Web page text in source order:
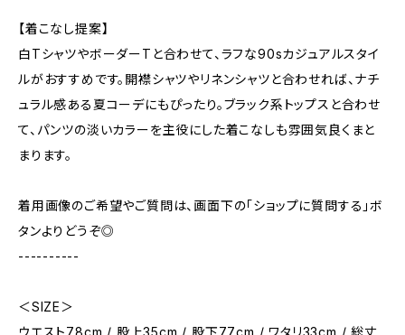
【着こなし提案】
白TシャツやボーダーTと合わせて、ラフな90sカジュアルスタイ
ルがおすすめです。開襟シャツやリネンシャツと合わせれば、ナチ
ュラル感ある夏コーデにもぴったり。ブラック系トップスと合わせ
て、パンツの淡いカラーを主役にした着こなしも雰囲気良くまと
まります。
着用画像のご希望やご質問は、画面下の「ショップに質問する」ボ
タンよりどうぞ◎
----------
＜SIZE＞
ウエスト78cm / 股上35cm / 股下77cm / ワタリ33cm / 総丈